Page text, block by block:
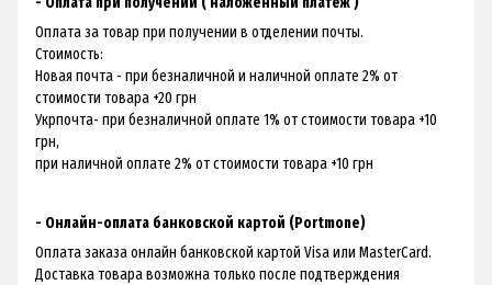
Оплата за товар при получении в отделении почты.
Стоимость:
Новая почта - при безналичной и наличной оплате 2% от
стоимости товара +20 грн
Укрпочта- при безналичной оплате 1% от стоимости товара +10
грн,
при наличной оплате 2% от стоимости товара +10 грн
- Онлайн-оплата банковской картой (Portmone)
Оплата заказа онлайн банковской картой Visa или MasterCard.
Доставка товара возможна только после подтверждения